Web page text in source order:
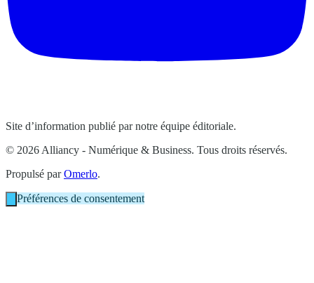
Site d’information publié par notre équipe éditoriale.
© 2026 Alliancy - Numérique & Business. Tous droits réservés.
Propulsé parOmerlo.
Préférences de consentement